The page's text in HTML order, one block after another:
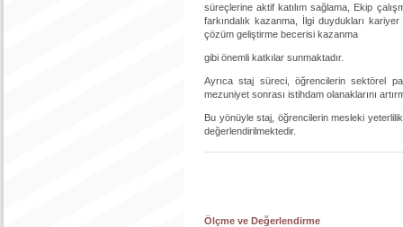
süreçlerine aktif katılım sağlama, Ekip
farkındalık kazanma, İlgi duydukları
çözüm geliştirme becerisi kazanma
gibi önemli katkılar sunmaktadır.
Ayrıca staj süreci, öğrencilerin sektörel
mezuniyet sonrası istihdam olanaklarını
Bu yönüyle staj, öğrencilerin mesleki
değerlendirilmektedir.
Ölçme ve Değerlendirme